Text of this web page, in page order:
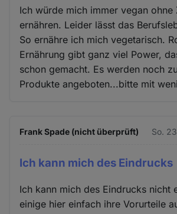
Ich würde mich immer vegan ohne
ernähren. Leider lässt das
So ernähre ich mich vegetarisch.
Ernährung gibt ganz viel Power,
schon gemacht. Es werden noch
Produkte angeboten...bitte mit
Frank Spade (nicht überprüft) So.
Ich kann mich des Eindrucks
Ich kann mich des Eindrucks nicht
einige hier einfach ihre Vorurteile